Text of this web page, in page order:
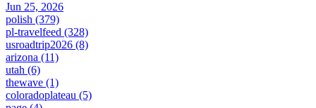
Jun 25, 2026
polish (379)
pl-travelfeed (328)
usroadtrip2026 (8)
arizona (11)
utah (6)
thewave (1)
coloradoplateau (5)